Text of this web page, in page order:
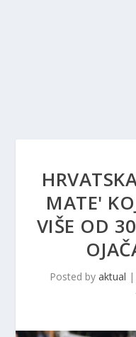
MATE'
VIŠE OD
Posted by aktual |